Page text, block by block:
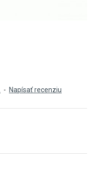
- Napísať recenziu